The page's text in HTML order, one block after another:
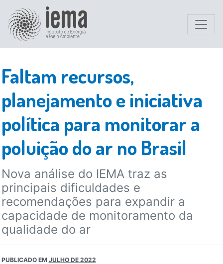
Faltam recursos,
planejamento e iniciativa
política para monitorar a
poluição do ar no Brasil
Nova análise do IEMA traz as
principais dificuldades e
recomendações para expandir a
capacidade de monitoramento da
qualidade do ar
PUBLICADO EM JULHO DE 2022